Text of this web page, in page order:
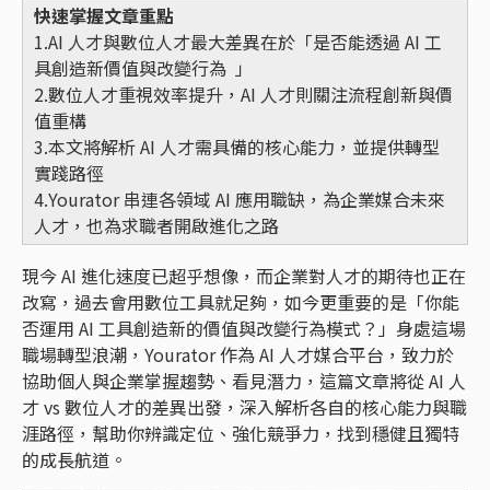
快速掌握文章重點
1.AI 人才與數位人才最大差異在於「是否能透過 AI 工
具創造新價值與改變行為 」
2.數位人才重視效率提升，AI 人才則關注流程創新與價
值重構
3.本文將解析 AI 人才需具備的核心能力，並提供轉型
實踐路徑
4.Yourator 串連各領域 AI 應用職缺，為企業媒合未來
人才，也為求職者開啟進化之路
現今 AI 進化速度已超乎想像，而企業對人才的期待也正在
改寫，過去會用數位工具就足夠，如今更重要的是「你能
否運用 AI 工具創造新的價值與改變行為模式？」身處這場
職場轉型浪潮，Yourator 作為 AI 人才媒合平台，致力於
協助個人與企業掌握趨勢、看見潛力，這篇文章將從 AI 人
才 vs 數位人才的差異出發，深入解析各自的核心能力與職
涯路徑，幫助你辨識定位、強化競爭力，找到穩健且獨特
的成長航道。